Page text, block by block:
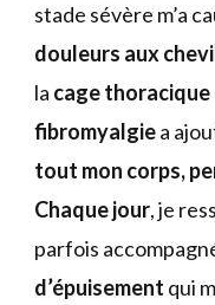
stade sévère m’a
douleurs aux
la cage thoracique
fibromyalgiea
tout mon corps,
Chaque jour, je
parfois
d’épuisement qui